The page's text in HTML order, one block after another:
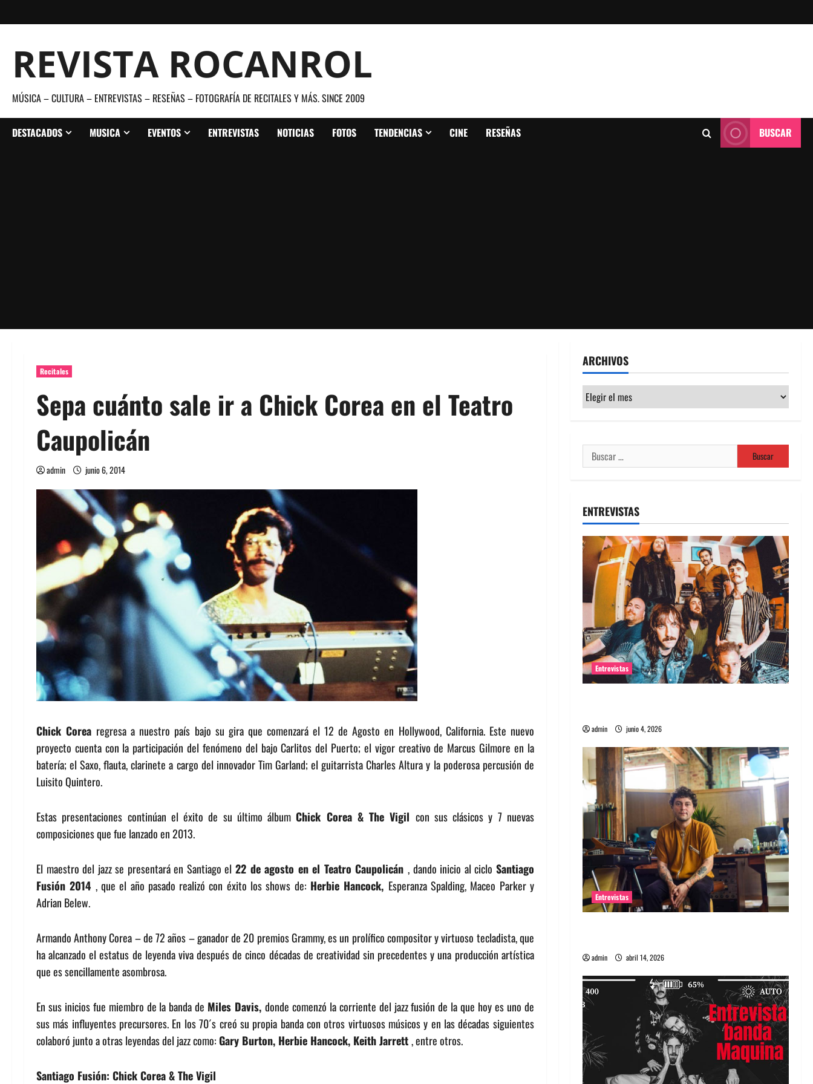
al
REVISTA ROCANROL
MÚSICA – CULTURA – ENTREVISTAS – RESEÑAS – FOTOGRAFÍA DE RECITALES Y MÁS. SINCE 2009
DESTACADOS MUSICA EVENTOS ENTREVISTAS NOTICIAS FOTOS TENDENCIAS CINE RESEÑAS BUSCAR
Recitales
Sepa cuánto sale ir a Chick Corea en el Teatro
Caupolicán
admin junio 6, 2014
Chick Corea regresa a nuestro país bajo su gira que comenzará el 12 de Agosto en Hollywood, California. Este nuevo
proyecto cuenta con la participación del fenómeno del bajo Carlitos del Puerto; el vigor creativo de Marcus Gilmore en la
batería; el Saxo, flauta, clarinete a cargo del innovador Tim Garland; el guitarrista Charles Altura y la poderosa percusión de
Luisito Quintero.
Estas presentaciones continúan el éxito de su último álbumChick Corea & The Vigil con sus clásicos y 7 nuevas
composiciones que fue lanzado en 2013.
El maestro del jazz se presentará en Santiago el22 de agosto en el Teatro Caupolicán , dando inicio al ciclo Santiago
Fusión 2014 , que el año pasado realizó con éxito los shows de: Herbie Hancock, Esperanza Spalding, Maceo Parker y
Adrian Belew.
Armando Anthony Corea – de 72 años – ganador de 20 premios Grammy, es un prolífico compositor y virtuoso tecladista, que
ha alcanzado el estatus de leyenda viva después de cinco décadas de creatividad sin precedentes y una producción artística
que es sencillamente asombrosa.
En sus inicios fue miembro de la banda de Miles Davis,donde comenzó la corriente del jazz fusión de la que hoy es uno de
sus más influyentes precursores. En los 70´s creó su propia banda con otros virtuosos músicos y en las décadas siguientes
colaboró junto a otras leyendas del jazz como:Gary Burton, Herbie Hancock, Keith Jarrett, entre otros.
Santiago Fusión: Chick Corea & The Vigil
ARCHIVOS
Archivos
Buscar:
ENTREVISTAS
Entrevistas
admin junio 4, 2026
Entrevistas
admin abril 14, 2026